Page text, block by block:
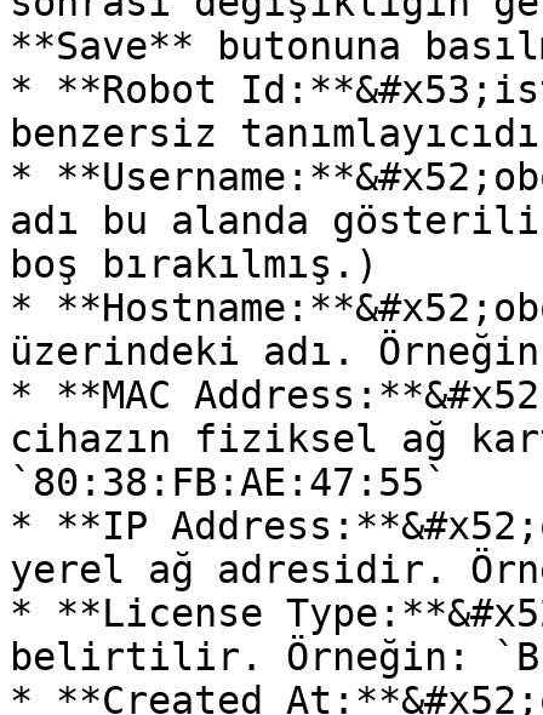
**Save** butonuna
* **Robot
benzersiz
*
adı bu alanda
boş bırakılmış.)
*
üzerindeki adı.
* **MAC
cihazın fiziksel ağ
`80:38:FB:AE:47:55`
* **IP
yerel ağ adresidir.
* **License
belirtilir. Örneğin:
* **Created